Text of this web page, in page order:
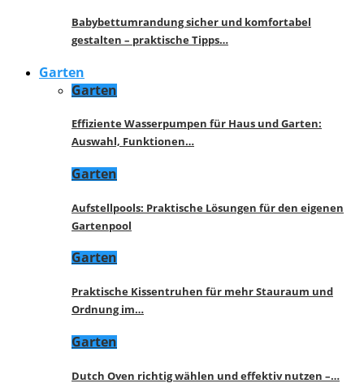
Babybettumrandung sicher und komfortabel
gestalten – praktische Tipps…
Garten
Garten
Effiziente Wasserpumpen für Haus und Garten:
Auswahl, Funktionen…
Garten
Aufstellpools: Praktische Lösungen für den eigenen
Gartenpool
Garten
Praktische Kissentruhen für mehr Stauraum und
Ordnung im…
Garten
Dutch Oven richtig wählen und effektiv nutzen –…